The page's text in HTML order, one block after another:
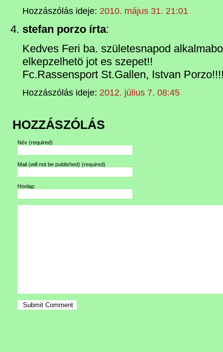
Hozzászólás ideje: 2010. május 31. 21:01
stefan porzo írta:
Kedves Feri ba. születesnapod
elkepzelhetö jot es szepet!!
Fc.Rassensport St.Gallen, Istvan
Hozzászólás ideje: 2012. július 7. 08:45
HOZZÁSZÓLÁS
Név (required)
Mail (will not be published) (required)
Honlap